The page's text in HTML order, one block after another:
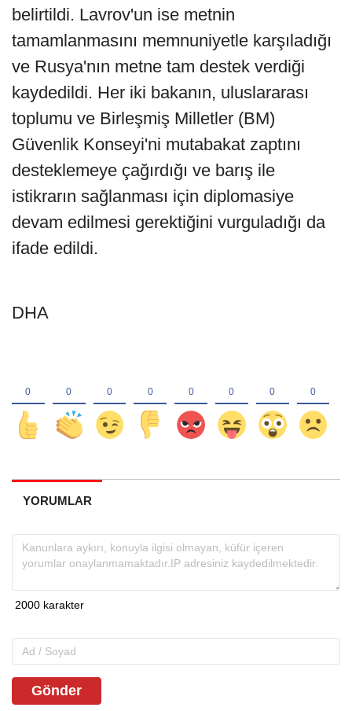
belirtildi. Lavrov'un ise metnin
tamamlanmasını memnuniyetle karşıladığı
ve Rusya'nın metne tam destek verdiği
kaydedildi. Her iki bakanın, uluslararası
toplumu ve Birleşmiş Milletler (BM)
Güvenlik Konseyi'ni mutabakat zaptını
desteklemeye çağırdığı ve barış ile
istikrarın sağlanması için diplomasiye
devam edilmesi gerektiğini vurguladığı da
ifade edildi.
DHA
YORUMLAR
Gönder